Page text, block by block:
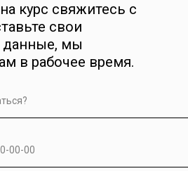
курс свяжитесь с
свои
данные, мы
в рабочее время.